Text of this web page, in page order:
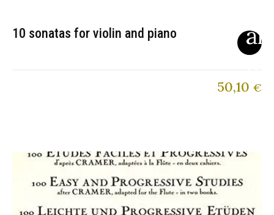
10 sonatas for violin and piano
50,10 €